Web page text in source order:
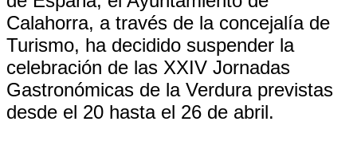
Calahorra, a través de la concejalía de
Turismo, ha decidido suspender la
celebración de las XXIV Jornadas
Gastronómicas de la Verdura previstas
desde el 20 hasta el 26 de abril.